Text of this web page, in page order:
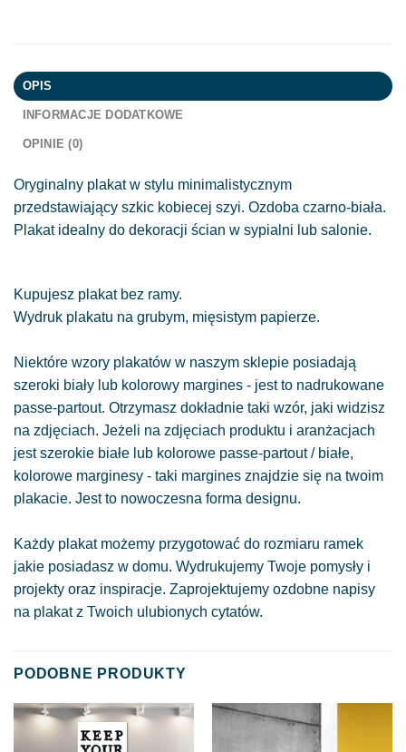
OPIS
INFORMACJE DODATKOWE
OPINIE (0)
Oryginalny plakat w stylu minimalistycznym
przedstawiający szkic kobiecej szyi. Ozdoba czarno-biała.
Plakat idealny do dekoracji ścian w sypialni lub salonie.
Kupujesz plakat bez ramy.
Wydruk plakatu na grubym, mięsistym papierze.
Niektóre wzory plakatów w naszym sklepie posiadają
szeroki biały lub kolorowy margines - jest to nadrukowane
passe-partout. Otrzymasz dokładnie taki wzór, jaki widzisz
na zdjęciach. Jeżeli na zdjęciach produktu i aranżacjach
jest szerokie białe lub kolorowe passe-partout / białe,
kolorowe marginesy - taki margines znajdzie się na twoim
plakacie. Jest to nowoczesna forma designu.
Każdy plakat możemy przygotować do rozmiaru ramek
jakie posiadasz w domu. Wydrukujemy Twoje pomysły i
projekty oraz inspiracje. Zaprojektujemy ozdobne napisy
na plakat z Twoich ulubionych cytatów.
PODOBNE PRODUKTY